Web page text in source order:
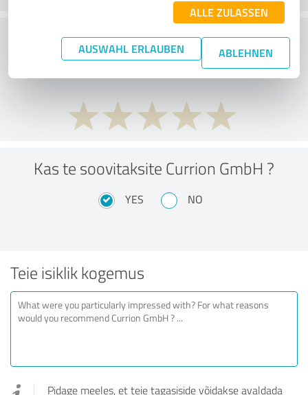
ALLE ZULASSEN
AUSWAHL ERLAUBEN ABLEHNEN
What do you think of the price to
performance ratio?
Kas te soovitaksite Currion GmbH ?
YES NO
Teie isiklik kogemus
Pidage meeles, et teie tagasiside võidakse avaldada